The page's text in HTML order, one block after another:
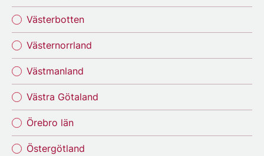
Västerbotten
Västernorrland
Västmanland
Västra Götaland
Örebro län
Östergötland